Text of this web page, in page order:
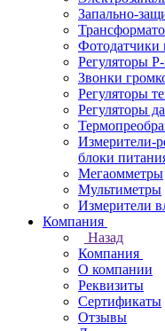
Запально-
Фотодатчики
Регуляторы
Звонки
Регуляторы
Регуляторы
Измерители-
блоки
Мегаомметры
Мультиметры
Измерители
Компания
Назад
Компания
О компании
Реквизиты
Сертификаты
Отзывы